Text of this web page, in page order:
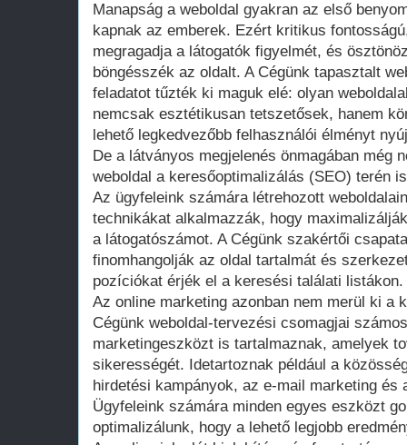
Manapság a weboldal gyakran az első
kapnak az emberek. Ezért kritikus
megragadja a látogatók figyelmét, és
böngésszék az oldalt. A Cégünk tapasztalt
feladatot tűzték ki maguk elé: olyan
nemcsak esztétikusan tetszetősek, hanem
lehető legkedvezőbb felhasználói élményt
De a látványos megjelenés önmagában még
weboldal a keresőoptimalizálás (SEO) terén
Az ügyfeleink számára létrehozott
technikákat alkalmazzák, hogy
a látogatószámot. A Cégünk szakértői
finomhangolják az oldal tartalmát és
pozíciókat érjék el a keresési találati listákon.
Az online marketing azonban nem merül ki a
Cégünk weboldal-tervezési csomagjai
marketingeszközt is tartalmaznak, amelyek
sikerességét. Idetartoznak például a
hirdetési kampányok, az e-mail marketing és
Ügyfeleink számára minden egyes eszközt
optimalizálunk, hogy a lehető legjobb